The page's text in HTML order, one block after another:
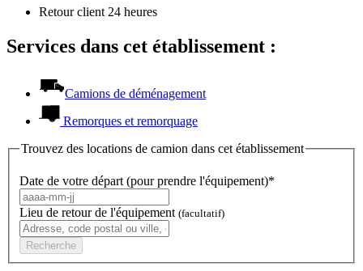
Retour client 24 heures
Services dans cet établissement :
Camions de déménagement
Remorques et remorquage
Trouvez des locations de camion dans cet établissement
Date de votre départ (pour prendre l'équipement)*
Lieu de retour de l'équipement (facultatif)
Recherche